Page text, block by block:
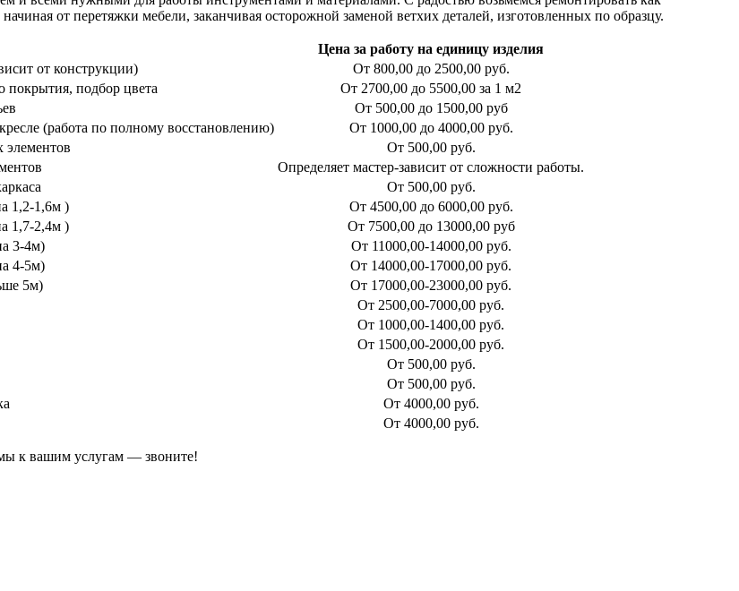
от перетяжки мебели, заканчивая осторожной заменой ветхих деталей, изготовленных по образцу.
Цена за работу на единицу изделия
от конструкции)
От 800,00 до 2500,00 руб.
покрытия, подбор цвета
От 2700,00 до 5500,00 за 1 м2
От 500,00 до 1500,00 руб
(работа по полному восстановлению)
От 1000,00 до 4000,00 руб.
элементов
От 500,00 руб.
Определяет мастер-зависит от сложности работы.
От 500,00 руб.
1,2-1,6м )
От 4500,00 до 6000,00 руб.
1,7-2,4м )
От 7500,00 до 13000,00 руб
3-4м)
От 11000,00-14000,00 руб.
4-5м)
От 14000,00-17000,00 руб.
5м)
От 17000,00-23000,00 руб.
От 2500,00-7000,00 руб.
От 1000,00-1400,00 руб.
От 1500,00-2000,00 руб.
От 500,00 руб.
От 500,00 руб.
От 4000,00 руб.
От 4000,00 руб.
к вашим услугам — звоните!